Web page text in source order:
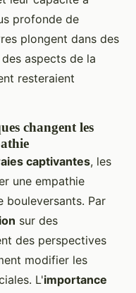
profonde de
plongent dans des
aspects de la
resteraient
changent les
captivantes, les
une empathie
bouleversants. Par
sur des
des perspectives
modifier les
L'importance